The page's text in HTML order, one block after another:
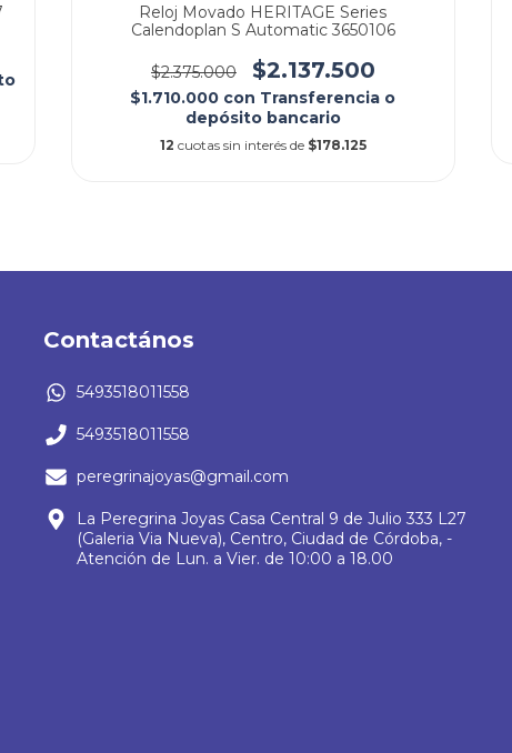
Reloj Movado HERITAGE Series
Calendoplan S Automatic 3650106
$2.375.000 $2.137.500
$1.710.000 con Transferencia o
depósito bancario
12 cuotas sin interés de $178.125
Contactános
5493518011558
5493518011558
peregrinajoyas@gmail.com
La Peregrina Joyas Casa Central 9 de Julio 333 L27
(Galeria Via Nueva), Centro, Ciudad de Córdoba, -
Atención de Lun. a Vier. de 10:00 a 18.00